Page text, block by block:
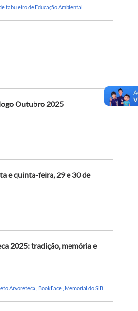
tabuleiro de Educação Ambiental
Outubro 2025
e quinta-feira, 29 e 30 de
2025: tradição, memória e
Arvoreteca BookFace Memorial do SiB